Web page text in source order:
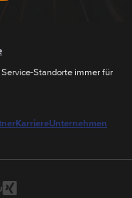
Standorte immer für
KarriereUnternehmen